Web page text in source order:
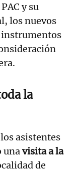
y su
los nuevos
la
asistentes
unavisita a la
de